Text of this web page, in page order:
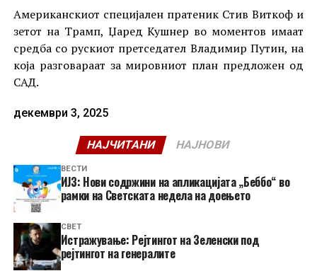
Американскиот специјален пратеник Стив Виткоф и
зетот на Трамп, Џаред Кушнер во моментов имаат
средба со рускиот претседател Владимир Путин, на
која разговараат за мировниот план предложен од
САД.
декември 3, 2025
НАЈЧИТАНИ НАЈНОВИ
ВЕСТИ
ИЈЗ: Нови содржини на апликацијата „Беббо“ во
рамки на Светската недела на доењето
СВЕТ
Истражување: Рејтингот на Зеленски под
рејтингот на генералите